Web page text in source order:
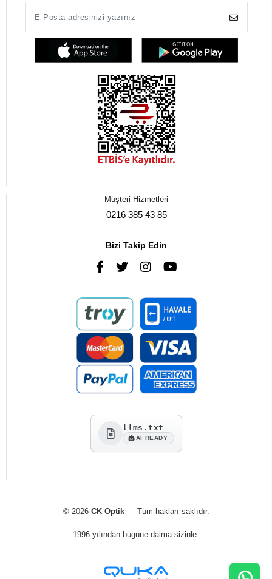
Müşteri Hizmetleri
0216 385 43 85
Bizi Takip Edin
llms.txt
AI READY
© 2026 CK Optik— Tüm hakları saklıdır.
1996 yılından bugüne daima sizinle.